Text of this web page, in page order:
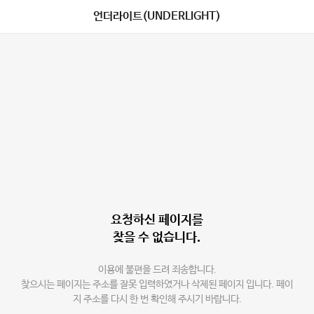
언더라이트(UNDERLIGHT)
요청하신 페이지를
찾을 수 없습니다.
이용에 불편을 드려 죄송합니다.
찾으시는 페이지는 주소를 잘못 입력하였거나 삭제된 페이지 입니다. 페이
지 주소를 다시 한 번 확인해 주시기 바랍니다.